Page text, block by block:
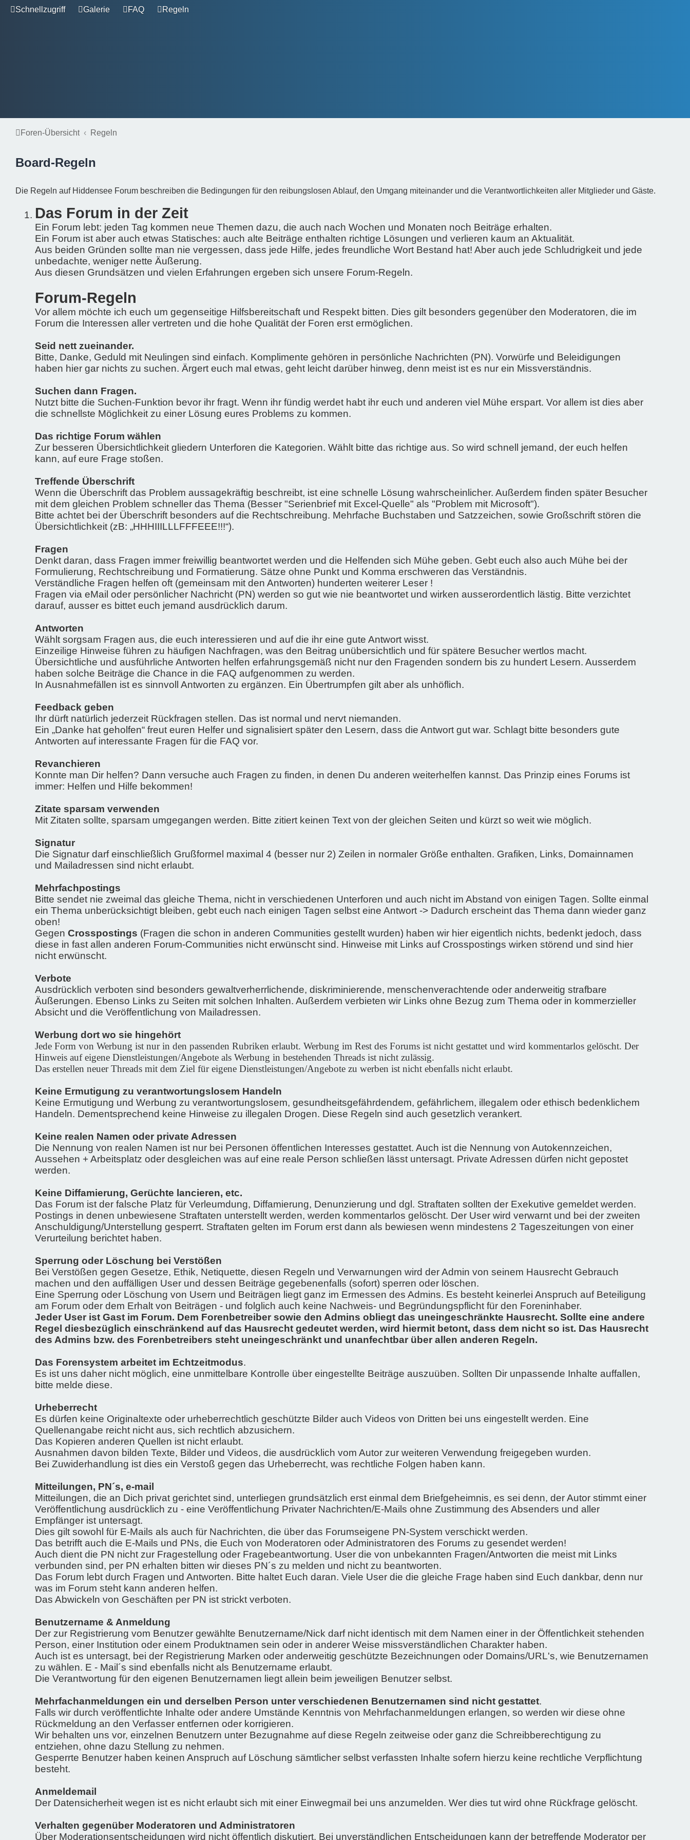
Schnellzugriff Galerie FAQ Regeln
Foren-Übersicht Regeln
Board-Regeln
Die Regeln auf Hiddensee Forum beschreiben die Bedingungen für den reibungslosen Ablauf, den Umgang miteinander und die Verantwortlichkeiten aller Mitglieder und Gäste.
Das Forum in der Zeit
Ein Forum lebt: jeden Tag kommen neue Themen dazu, die auch nach Wochen und Monaten noch Beiträge erhalten.
Ein Forum ist aber auch etwas Statisches: auch alte Beiträge enthalten richtige Lösungen und verlieren kaum an Aktualität.
Aus beiden Gründen sollte man nie vergessen, dass jede Hilfe, jedes freundliche Wort Bestand hat! Aber auch jede Schludrigkeit und jede
unbedachte, weniger nette Äußerung.
Aus diesen Grundsätzen und vielen Erfahrungen ergeben sich unsere Forum-Regeln.
Forum-Regeln
Vor allem möchte ich euch um gegenseitige Hilfsbereitschaft und Respekt bitten. Dies gilt besonders gegenüber den Moderatoren, die im
Forum die Interessen aller vertreten und die hohe Qualität der Foren erst ermöglichen.
Seid nett zueinander.
Bitte, Danke, Geduld mit Neulingen sind einfach. Komplimente gehören in persönliche Nachrichten (PN). Vorwürfe und Beleidigungen
haben hier gar nichts zu suchen. Ärgert euch mal etwas, geht leicht darüber hinweg, denn meist ist es nur ein Missverständnis.
Suchen dann Fragen.
Nutzt bitte die Suchen-Funktion bevor ihr fragt. Wenn ihr fündig werdet habt ihr euch und anderen viel Mühe erspart. Vor allem ist dies aber
die schnellste Möglichkeit zu einer Lösung eures Problems zu kommen.
Das richtige Forum wählen
Zur besseren Übersichtlichkeit gliedern Unterforen die Kategorien. Wählt bitte das richtige aus. So wird schnell jemand, der euch helfen
kann, auf eure Frage stoßen.
Treffende Überschrift
Wenn die Überschrift das Problem aussagekräftig beschreibt, ist eine schnelle Lösung wahrscheinlicher. Außerdem finden später Besucher
mit dem gleichen Problem schneller das Thema (Besser "Serienbrief mit Excel-Quelle" als "Problem mit Microsoft").
Bitte achtet bei der Überschrift besonders auf die Rechtschreibung. Mehrfache Buchstaben und Satzzeichen, sowie Großschrift stören die
Übersichtlichkeit (zB: „HHHIIILLLFFFEEE!!!“).
Fragen
Denkt daran, dass Fragen immer freiwillig beantwortet werden und die Helfenden sich Mühe geben. Gebt euch also auch Mühe bei der
Formulierung, Rechtschreibung und Formatierung. Sätze ohne Punkt und Komma erschweren das Verständnis.
Verständliche Fragen helfen oft (gemeinsam mit den Antworten) hunderten weiterer Leser !
Fragen via eMail oder persönlicher Nachricht (PN) werden so gut wie nie beantwortet und wirken ausserordentlich lästig. Bitte verzichtet
darauf, ausser es bittet euch jemand ausdrücklich darum.
Antworten
Wählt sorgsam Fragen aus, die euch interessieren und auf die ihr eine gute Antwort wisst.
Einzeilige Hinweise führen zu häufigen Nachfragen, was den Beitrag unübersichtlich und für spätere Besucher wertlos macht.
Übersichtliche und ausführliche Antworten helfen erfahrungsgemäß nicht nur den Fragenden sondern bis zu hundert Lesern. Ausserdem
haben solche Beiträge die Chance in die FAQ aufgenommen zu werden.
In Ausnahmefällen ist es sinnvoll Antworten zu ergänzen. Ein Übertrumpfen gilt aber als unhöflich.
Feedback geben
Ihr dürft natürlich jederzeit Rückfragen stellen. Das ist normal und nervt niemanden.
Ein „Danke hat geholfen“ freut euren Helfer und signalisiert später den Lesern, dass die Antwort gut war. Schlagt bitte besonders gute
Antworten auf interessante Fragen für die FAQ vor.
Revanchieren
Konnte man Dir helfen? Dann versuche auch Fragen zu finden, in denen Du anderen weiterhelfen kannst. Das Prinzip eines Forums ist
immer: Helfen und Hilfe bekommen!
Zitate sparsam verwenden
Mit Zitaten sollte, sparsam umgegangen werden. Bitte zitiert keinen Text von der gleichen Seiten und kürzt so weit wie möglich.
Signatur
Die Signatur darf einschließlich Grußformel maximal 4 (besser nur 2) Zeilen in normaler Größe enthalten. Grafiken, Links, Domainnamen
und Mailadressen sind nicht erlaubt.
Mehrfachpostings
Bitte sendet nie zweimal das gleiche Thema, nicht in verschiedenen Unterforen und auch nicht im Abstand von einigen Tagen. Sollte einmal
ein Thema unberücksichtigt bleiben, gebt euch nach einigen Tagen selbst eine Antwort -> Dadurch erscheint das Thema dann wieder ganz
oben!
GegenCrosspostings (Fragen die schon in anderen Communities gestellt wurden) haben wir hier eigentlich nichts, bedenkt jedoch, dass
diese in fast allen anderen Forum-Communities nicht erwünscht sind. Hinweise mit Links auf Crosspostings wirken störend und sind hier
nicht erwünscht.
Verbote
Ausdrücklich verboten sind besonders gewaltverherrlichende, diskriminierende, menschenverachtende oder anderweitig strafbare
Äußerungen. Ebenso Links zu Seiten mit solchen Inhalten. Außerdem verbieten wir Links ohne Bezug zum Thema oder in kommerzieller
Absicht und die Veröffentlichung von Mailadressen.
Werbung dort wo sie hingehört
Jede Form von Werbung ist nur in den passenden Rubriken erlaubt. Werbung im Rest des Forums ist nicht gestattet und wird kommentarlos gelöscht. Der
Hinweis auf eigene Dienstleistungen/Angebote als Werbung in bestehenden Threads ist nicht zulässig.
Das erstellen neuer Threads mit dem Ziel für eigene Dienstleistungen/Angebote zu werben ist nicht ebenfalls nicht erlaubt.
Keine Ermutigung zu verantwortungslosem Handeln
Keine Ermutigung und Werbung zu verantwortungslosem, gesundheitsgefährdendem, gefährlichem, illegalem oder ethisch bedenklichem
Handeln. Dementsprechend keine Hinweise zu illegalen Drogen. Diese Regeln sind auch gesetzlich verankert.
Keine realen Namen oder private Adressen
Die Nennung von realen Namen ist nur bei Personen öffentlichen Interesses gestattet. Auch ist die Nennung von Autokennzeichen,
Aussehen + Arbeitsplatz oder desgleichen was auf eine reale Person schließen lässt untersagt. Private Adressen dürfen nicht gepostet
werden.
Keine Diffamierung, Gerüchte lancieren, etc.
Das Forum ist der falsche Platz für Verleumdung, Diffamierung, Denunzierung und dgl. Straftaten sollten der Exekutive gemeldet werden.
Postings in denen unbewiesene Straftaten unterstellt werden, werden kommentarlos gelöscht. Der User wird verwarnt und bei der zweiten
Anschuldigung/Unterstellung gesperrt. Straftaten gelten im Forum erst dann als bewiesen wenn mindestens 2 Tageszeitungen von einer
Verurteilung berichtet haben.
Sperrung oder Löschung bei Verstößen
Bei Verstößen gegen Gesetze, Ethik, Netiquette, diesen Regeln und Verwarnungen wird der Admin von seinem Hausrecht Gebrauch
machen und den auffälligen User und dessen Beiträge gegebenenfalls (sofort) sperren oder löschen.
Eine Sperrung oder Löschung von Usern und Beiträgen liegt ganz im Ermessen des Admins. Es besteht keinerlei Anspruch auf Beteiligung
am Forum oder dem Erhalt von Beiträgen - und folglich auch keine Nachweis- und Begründungspflicht für den Foreninhaber.
Jeder User ist Gast im Forum. Dem Forenbetreiber sowie den Admins obliegt das uneingeschränkte Hausrecht. Sollte eine andere
Regel diesbezüglich einschränkend auf das Hausrecht gedeutet werden, wird hiermit betont, dass dem nicht so ist. Das Hausrecht
des Admins bzw. des Forenbetreibers steht uneingeschränkt und unanfechtbar über allen anderen Regeln.
Das Forensystem arbeitet im Echtzeitmodus.
Es ist uns daher nicht möglich, eine unmittelbare Kontrolle über eingestellte Beiträge auszuüben. Sollten Dir unpassende Inhalte auffallen,
bitte melde diese.
Urheberrecht
Es dürfen keine Originaltexte oder urheberrechtlich geschützte Bilder auch Videos von Dritten bei uns eingestellt werden. Eine
Quellenangabe reicht nicht aus, sich rechtlich abzusichern.
Das Kopieren anderen Quellen ist nicht erlaubt.
Ausnahmen davon bilden Texte, Bilder und Videos, die ausdrücklich vom Autor zur weiteren Verwendung freigegeben wurden.
Bei Zuwiderhandlung ist dies ein Verstoß gegen das Urheberrecht, was rechtliche Folgen haben kann.
Mitteilungen, PN´s, e-mail
Mitteilungen, die an Dich privat gerichtet sind, unterliegen grundsätzlich erst einmal dem Briefgeheimnis, es sei denn, der Autor stimmt einer
Veröffentlichung ausdrücklich zu - eine Veröffentlichung Privater Nachrichten/E-Mails ohne Zustimmung des Absenders und aller
Empfänger ist untersagt.
Dies gilt sowohl für E-Mails als auch für Nachrichten, die über das Forumseigene PN-System verschickt werden.
Das betrifft auch die E-Mails und PNs, die Euch von Moderatoren oder Administratoren des Forums zu gesendet werden!
Auch dient die PN nicht zur Fragestellung oder Fragebeantwortung. User die von unbekannten Fragen/Antworten die meist mit Links
verbunden sind, per PN erhalten bitten wir dieses PN´s zu melden und nicht zu beantworten.
Das Forum lebt durch Fragen und Antworten. Bitte haltet Euch daran. Viele User die die gleiche Frage haben sind Euch dankbar, denn nur
was im Forum steht kann anderen helfen.
Das Abwickeln von Geschäften per PN ist strickt verboten.
Benutzername & Anmeldung
Der zur Registrierung vom Benutzer gewählte Benutzername/Nick darf nicht identisch mit dem Namen einer in der Öffentlichkeit stehenden
Person, einer Institution oder einem Produktnamen sein oder in anderer Weise missverständlichen Charakter haben.
Auch ist es untersagt, bei der Registrierung Marken oder anderweitig geschützte Bezeichnungen oder Domains/URL's, wie Benutzernamen
zu wählen. E - Mail´s sind ebenfalls nicht als Benutzername erlaubt.
Die Verantwortung für den eigenen Benutzernamen liegt allein beim jeweiligen Benutzer selbst.
Mehrfachanmeldungen ein und derselben Person unter verschiedenen Benutzernamen sind nicht gestattet.
Falls wir durch veröffentlichte Inhalte oder andere Umstände Kenntnis von Mehrfachanmeldungen erlangen, so werden wir diese ohne
Rückmeldung an den Verfasser entfernen oder korrigieren.
Wir behalten uns vor, einzelnen Benutzern unter Bezugnahme auf diese Regeln zeitweise oder ganz die Schreibberechtigung zu
entziehen, ohne dazu Stellung zu nehmen.
Gesperrte Benutzer haben keinen Anspruch auf Löschung sämtlicher selbst verfassten Inhalte sofern hierzu keine rechtliche Verpflichtung
besteht.
Anmeldemail
Der Datensicherheit wegen ist es nicht erlaubt sich mit einer Einwegmail bei uns anzumelden. Wer dies tut wird ohne Rückfrage gelöscht.
Verhalten gegenüber Moderatoren und Administratoren
Über Moderationsentscheidungen wird nicht öffentlich diskutiert. Bei unverständlichen Entscheidungen kann der betreffende Moderator per